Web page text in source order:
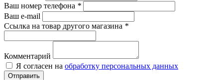
Ваш номер телефона *
Ваш e-mail
Ссылка на товар другого магазина *
Комментарий
Я согласен на обработку персональных данных
Отправить